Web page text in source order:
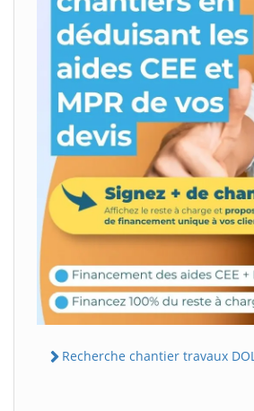
Recherche chantier travaux